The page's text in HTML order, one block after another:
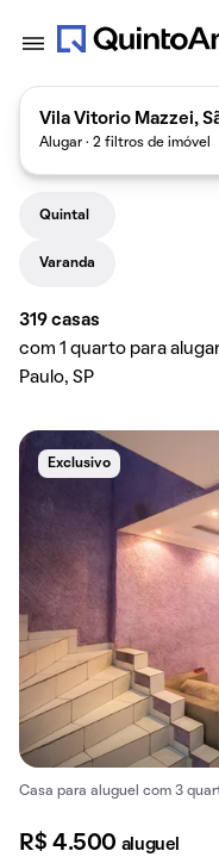
Vila Vitorio Mazzei,
Alugar · 2 filtros de imóvel
Quintal
Varanda
319 casas
com 1 quarto para
Paulo, SP
Exclusivo
Casa para aluguel com 3
R$ 4.500 aluguel